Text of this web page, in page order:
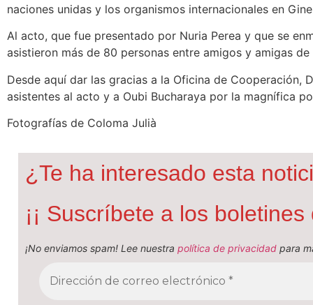
naciones unidas y los organismos internacionales en
Al acto, que fue presentado por Nuria Perea y que se
asistieron más de 80 personas entre amigos y amigas
Desde aquí dar las gracias a la Oficina de
asistentes al acto y a Oubi Bucharaya por la magnífica
Fotografías de Coloma Julià
¿Te ha interesado esta
¡¡ Suscríbete a los
¡No enviamos spam! Lee nuestra política de privacidad para